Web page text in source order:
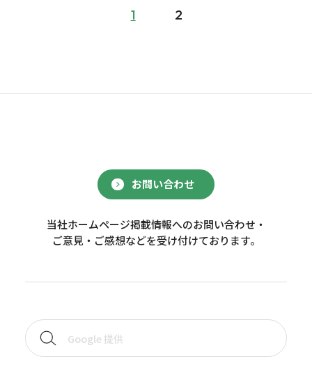
1 2
お問い合わせ
当社ホームページ掲載情報へのお問い合わせ・
ご意見・ご感想などを受け付けております。